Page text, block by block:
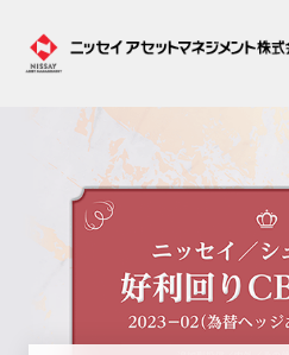
ファンド情報
ファンド情報TOP
基準価額一覧
ファンド検索
マーケット情報
マーケット情報TOP
資産形成ポータル